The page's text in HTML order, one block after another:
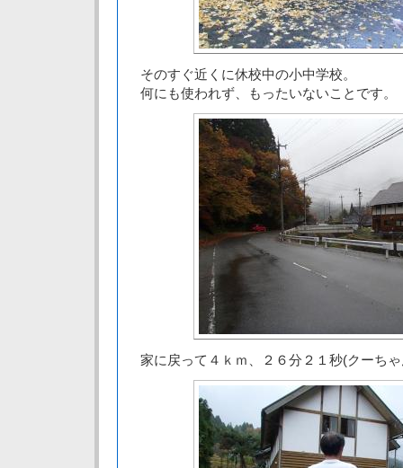
そのすぐ近くに休校中の小中学校。
何にも使われず、もったいないことです。
家に戻って４ｋｍ、２６分２１秒(クーち